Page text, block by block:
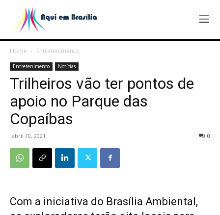
Home Entretenimento
Entretenimento Notícias
Trilheiros vão ter pontos de
apoio no Parque das
Copaíbas
abril 10, 2021 0
Com a iniciativa do Brasília Ambiental,